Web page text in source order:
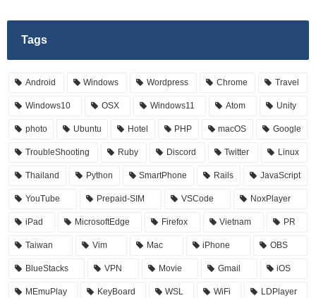
Tags
Android Windows Wordpress Chrome Travel
Windows10 OSX Windows11 Atom Unity
photo Ubuntu Hotel PHP macOS Google
TroubleShooting Ruby Discord Twitter Linux
Thailand Python SmartPhone Rails JavaScript
YouTube Prepaid-SIM VSCode NoxPlayer
iPad MicrosoftEdge Firefox Vietnam PR
Taiwan Vim Mac iPhone OBS
BlueStacks VPN Movie Gmail iOS
MEmuPlay KeyBoard WSL WiFi LDPlayer